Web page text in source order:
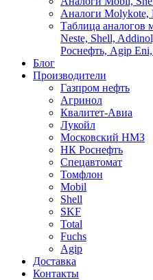
Аналоги Molykote,
Таблица аналогов
Neste, Shell,
Роснефть, Agip
Блог
Производители
Газпром нефть
Агринол
Квалитет-Авиа
Лукойл
Московский НМЗ
НК Роснефть
Спецавтомат
Томфлон
Mobil
Shell
SKF
Total
Fuchs
Agip
Доставка
Контакты